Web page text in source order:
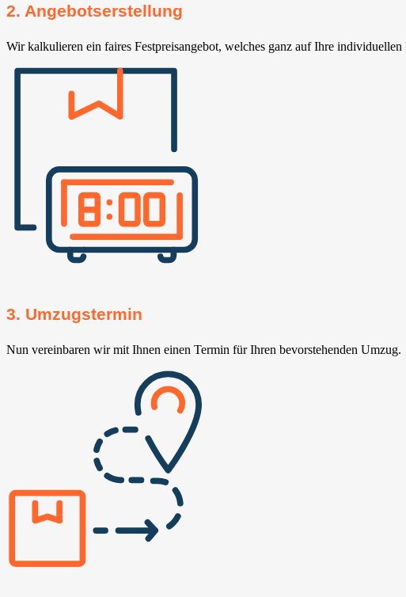
2. Angebotserstellung
Wir kalkulieren ein faires Festpreisangebot, welches ganz auf Ihre individuellen
3. Umzugstermin
Nun vereinbaren wir mit Ihnen einen Termin für Ihren bevorstehenden Umzug.